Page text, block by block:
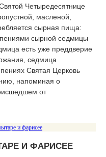
Четыредесятнице
масленой,
сырная пища:
сырной седмицы
есть уже преддверие
седмица
Святая Церковь
напоминая о
от
И ФАРИСЕЕ